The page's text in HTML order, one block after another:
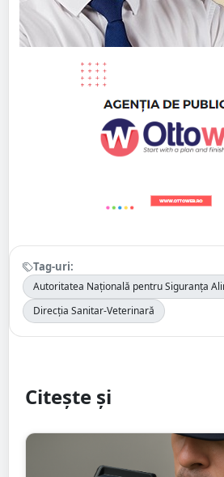
Tag-uri:
Autoritatea Națională pentru Siguranța
Direcția Sanitar-Veterinară
Citește și